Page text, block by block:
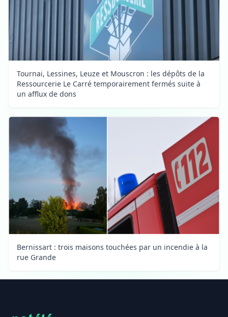
Tournai, Lessines, Leuze et Mouscron : les dépôts de la
Ressourcerie Le Carré temporairement fermés suite à
un afflux de dons
Bernissart : trois maisons touchées par un incendie à la
rue Grande